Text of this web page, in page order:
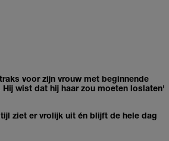
voor zijn vrouw met beginnende
wist dat hij haar zou moeten loslaten'
ziet er vrolijk uit én blijft de hele dag